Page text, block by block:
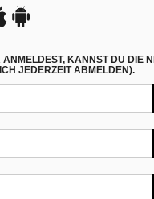
KANNST DU DIE
JEDERZEIT ABMELDEN).